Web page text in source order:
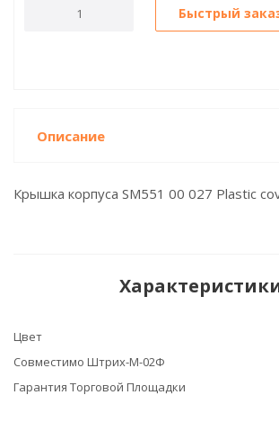
Быстрый
Описание
Крышка корпуса SM551 00 027 Plastic
Цвет
Совместимо Штрих-М-02Ф
Гарантия Торговой Площадки